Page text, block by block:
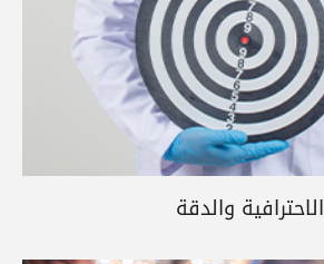
الاحترافية والدقة